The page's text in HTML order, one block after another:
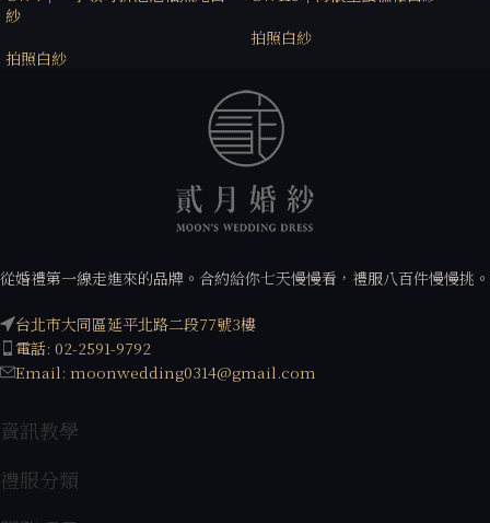
紗
拍照白紗
拍照白紗
從婚禮第一線走進來的品牌。合約給你七天慢慢看，禮服八百件慢慢挑。
台北市大同區延平北路二段77號3樓
電話: 02-2591-9792
Email: moonwedding0314@gmail.com
資訊教學
禮服分類